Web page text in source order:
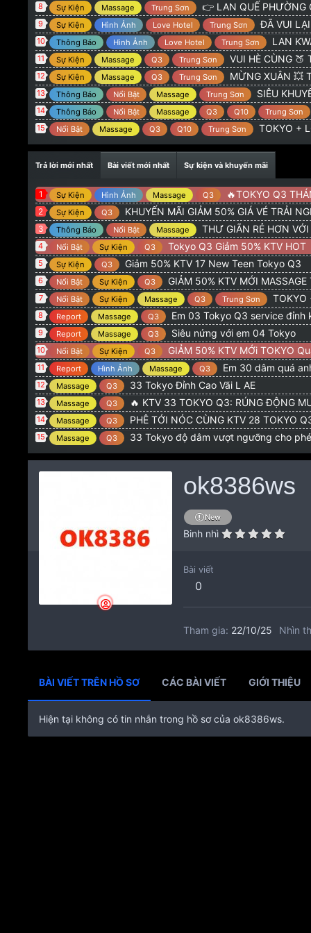
@ orionvt15:alo 8/2/26
@ Trọng Hiếu:Tokio q3 có khuyên mãi giảm gia ve ko ad
8 Sự Kiện Massage Trung Sơn 👉 LAN QUẾ PHƯỜNG
9 Sự Kiện Hình Ảnh Love Hotel Trung Sơn ĐÃ VUI LẠI CÓ
10 Thông Báo Hình Ảnh Love Hotel Trung Sơn LAN KWAI
11 Sự Kiện Massage Q3 Trung Sơn VUI HÈ CÙNG 🍑
12 Sự Kiện Massage Q3 Trung Sơn MỪNG XUÂN 💥 TOKYO
13 Thông Báo Nổi Bật Massage Trung Sơn SIÊU
14 Thông Báo Nổi Bật Massage Q3 Q10
Trung Sơn
15
Nổi Bật Massage Q3 Q10 Trung Sơn TOKYO +
Trả lời mới nhất Bài viết mới nhất Sự kiện và khuyến mãi
1 Sự Kiện Hình Ảnh Massage Q3 🔥TOKYO Q3 THÁNG 5 :
2 Sự Kiện Q3 KHUYẾN MÃI GIẢM 50% GIÁ VÉ TRẢI
3 Thông Báo Nổi Bật Massage THƯ GIÃN RẺ HƠN
4 Nổi Bật Sự Kiện Q3 Tokyo Q3 Giảm 50% KTV HOT
5 Sự Kiện Q3 Giảm 50% KTV 17 New Teen Tokyo Q3
6 Nổi Bật Sự Kiện Q3 GIẢM 50% KTV MỚI
7 Nổi Bật Sự Kiện Massage Q3 Trung Sơn TOKYO + LQP
8 Report Massage Q3 Em 03 Tokyo Q3 service đỉnh
9 Report Massage Q3 Siêu nứng với em 04 Tokyo
10 Nổi Bật Sự Kiện Q3 GIẢM 50% KTV MỚi TOKYO
11 Report Hình Ảnh Massage Q3 Em 30 dâm quá
12 Massage Q3 33 Tokyo Đỉnh Cao Vãi L AE
13 Massage Q3 🔥 KTV 33 TOKYO Q3: RÚNG ĐỘNG
14 Massage Q3 PHÊ TỚI NÓC CÙNG KTV 28 TOKYO Q3: CƠN
15 Massage Q3 33 Tokyo độ dâm vượt ngưỡng cho
ok8386ws
New
Binh nhì
Bài viết
0
Tham gia 22/10/25 Nhìn
BÀI VIẾT TRÊN HỒ SƠ CÁC BÀI VIẾT GIỚI THIỆU
Hiện tại không có tin nhắn trong hồ sơ của ok8386ws.